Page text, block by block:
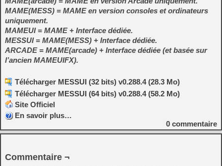
MAME(MESS) = MAME en version consoles et ordinateurs
uniquement.
MAMEUI = MAME + Interface dédiée.
MESSUI = MAME(MESS) + Interface dédiée.
ARCADE = MAME(arcade) + Interface dédiée (et basée sur
l’ancien MAMEUIFX).
Télécharger MESSUI (32 bits) v0.288.4 (28.3 Mo)
Télécharger MESSUI (64 bits) v0.288.4 (58.2 Mo)
Site Officiel
En savoir plus…
0 commentaire
Commentaire ¬